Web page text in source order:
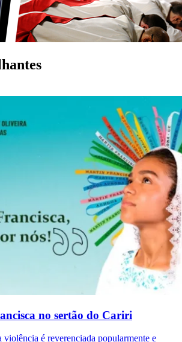
no sertão do Cariri
é reverenciada popularmente e